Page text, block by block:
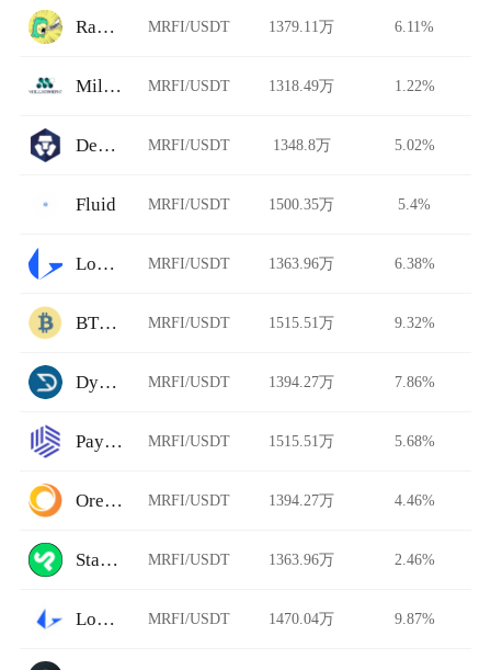
Rawr Trade MRFI/USDT 1379.11万 6.11%
Millionero MRFI/USDT 1318.49万 1.22%
DeFi Swap MRFI/USDT 1348.8万 5.02%
Fluid MRFI/USDT 1500.35万 5.4%
Loopring MRFI/USDT 1363.96万 6.38%
BTCTradeUA MRFI/USDT 1515.51万 9.32%
Dystopia MRFI/USDT 1394.27万 7.86%
Paymium MRFI/USDT 1515.51万 5.68%
Ore.Bz MRFI/USDT 1394.27万 4.46%
StarkDefi MRFI/USDT 1363.96万 2.46%
Loopring AMM MRFI/USDT 1470.04万 9.87%